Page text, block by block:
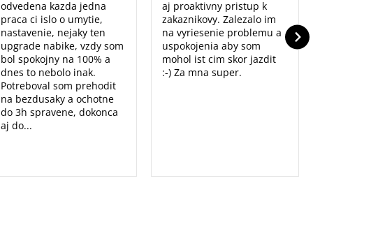
odvedena kazda jedna
praca ci islo o umytie,
nastavenie, nejaky ten
upgrade nabike, vzdy som
bol spokojny na 100% a
dnes to nebolo inak.
Potreboval som prehodit
na bezdusaky a ochotne
do 3h spravene, dokonca
aj do...
aj proaktivny pristup k
zakaznikovy. Zalezalo im
na vyriesenie problemu a
uspokojenia aby som
mohol ist cim skor jazdit
:-) Za mna super.